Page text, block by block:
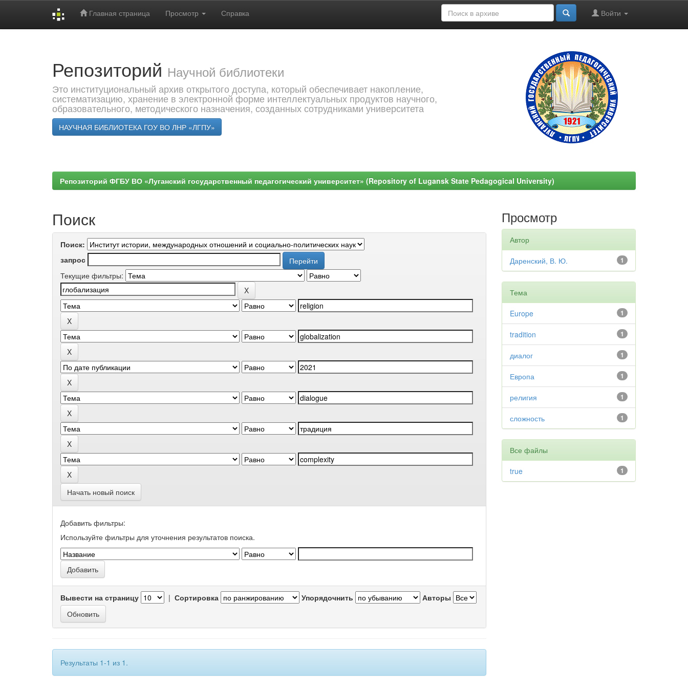
Главная страница Просмотр Справка Войти
Репозиторий Научной библиотеки
Это институциональный архив открытого доступа, который обеспечивает накопление,
систематизацию, хранение в электронной форме интеллектуальных продуктов научного,
образовательного, методического назначения, созданных сотрудниками университета
НАУЧНАЯ БИБЛИОТЕКА ГОУ ВО ЛНР «ЛГПУ»
Репозиторий ФГБУ ВО «Луганский государственный педагогический университет» (Repository of Lugansk State Pedagogical University)
Поиск
Поиск:
запрос
Текущие фильтры:
Начать новый поиск
Добавить фильтры:
Используйте фильтры для уточнения результатов поиска.
Вывести на страницу | Сортировка Упорядочнить Авторы
Результаты 1-1 из 1.
Просмотр
Автор
1
Даренский, В. Ю.
Тема
1
Europe
1
tradition
1
диалог
1
Европа
1
религия
1
сложность
Все файлы
1
true